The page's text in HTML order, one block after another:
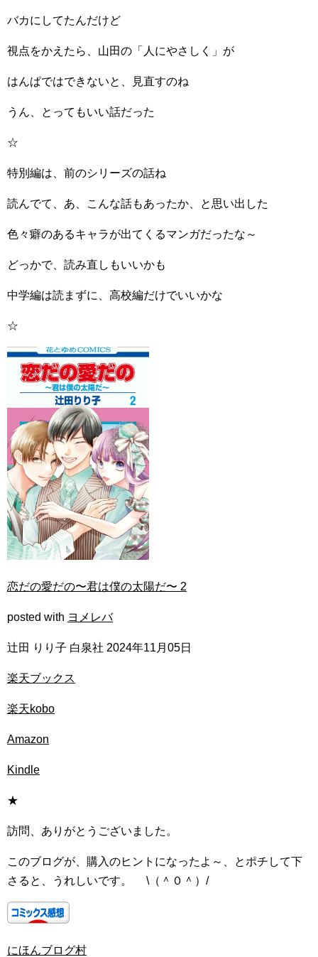
バカにしてたんだけど
視点をかえたら、山田の「人にやさしく」が
はんぱではできないと、見直すのね
うん、とってもいい話だった
☆
特別編は、前のシリーズの話ね
読んでて、あ、こんな話もあったか、と思い出した
色々癖のあるキャラが出てくるマンガだったな～
どっかで、読み直しもいいかも
中学編は読まずに、高校編だけでいいかな
☆
恋だの愛だの〜君は僕の太陽だ〜 2
posted with ヨメレバ
辻田 りり子 白泉社 2024年11月05日
楽天ブックス
楽天kobo
Amazon
Kindle
★
訪問、ありがとうございました。
このブログが、購入のヒントになったよ～、とポチして下
さると、うれしいです。 \（＾０＾）/
にほんブログ村